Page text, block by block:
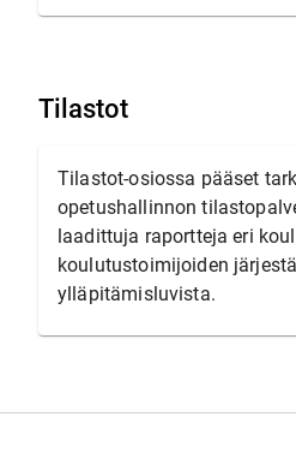
Tilastot
Tilastot-osiossa pääset
opetushallinnon
laadittuja raportteja eri
koulutustoimijoiden
ylläpitämisluvista.